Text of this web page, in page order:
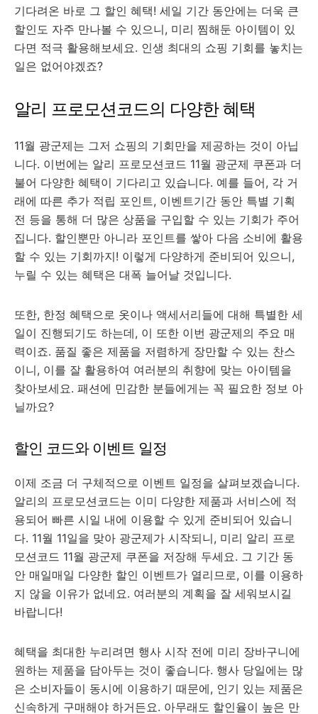
기다려온 바로 그 할인 혜택! 세일 기간 동안에는 더욱 큰
할인도 자주 만나볼 수 있으니, 미리 찜해둔 아이템이 있
다면 적극 활용해보세요. 인생 최대의 쇼핑 기회를 놓치는
일은 없어야겠죠?
알리 프로모션코드의 다양한 혜택
11월 광군제는 그저 쇼핑의 기회만을 제공하는 것이 아닙
니다. 이번에는 알리 프로모션코드 11월 광군제 쿠폰과 더
불어 다양한 혜택이 기다리고 있습니다. 예를 들어, 각 거
래에 따른 추가 적립 포인트, 이벤트기간 동안 특별 기획
전 등을 통해 더 많은 상품을 구입할 수 있는 기회가 주어
집니다. 할인뿐만 아니라 포인트를 쌓아 다음 소비에 활용
할 수 있는 기회까지! 이렇게 다양하게 준비되어 있으니,
누릴 수 있는 혜택은 대폭 늘어날 것입니다.
또한, 한정 혜택으로 옷이나 액세서리들에 대해 특별한 세
일이 진행되기도 하는데, 이 또한 이번 광군제의 주요 매
력이죠. 품질 좋은 제품을 저렴하게 장만할 수 있는 찬스
이니, 이를 잘 활용하여 여러분의 취향에 맞는 아이템을
찾아보세요. 패션에 민감한 분들에게는 꼭 필요한 정보 아
닐까요?
할인 코드와 이벤트 일정
이제 조금 더 구체적으로 이벤트 일정을 살펴보겠습니다.
알리의 프로모션코드는 이미 다양한 제품과 서비스에 적
용되어 빠른 시일 내에 이용할 수 있게 준비되어 있습니
다. 11월 11일을 맞아 광군제가 시작되니, 미리 알리 프로
모션코드 11월 광군제 쿠폰을 저장해 두세요. 그 기간 동
안 매일매일 다양한 할인 이벤트가 열리므로, 이를 이용하
지 않을 이유가 없네요. 여러분의 계획을 잘 세워보시길
바랍니다!
혜택을 최대한 누리려면 행사 시작 전에 미리 장바구니에
원하는 제품을 담아두는 것이 좋습니다. 행사 당일에는 많
은 소비자들이 동시에 이용하기 때문에, 인기 있는 제품은
신속하게 구매해야 하거든요. 아무래도 할인율이 높은 만